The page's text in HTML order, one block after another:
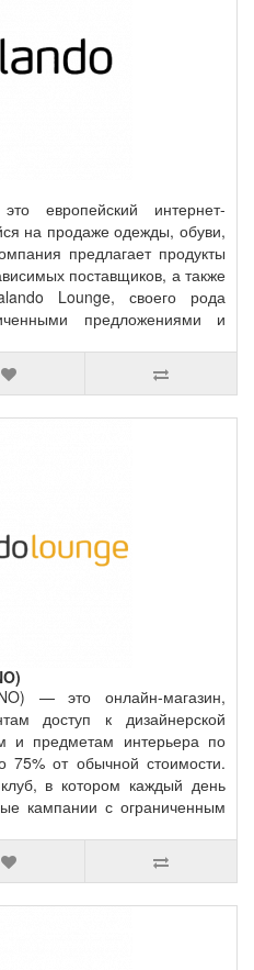
европейский интернет-
на продаже одежды, обуви,
предлагает продукты
поставщиков, а также
Lounge, своего рода
предложениями и
— это онлайн-магазин,
доступ к дизайнерской
и предметам интерьера по
от обычной стоимости.
в котором каждый день
кампании с ограниченным